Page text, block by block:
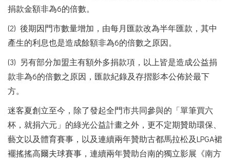
捐款金額非為6的倍數。
(2) 後期因門市數量增加，由每月匯款改為半年匯款，其中
產生的利息也是造成餘額非為6的倍數之原因。
(3) 另有部分加盟主有額外多捐款項，以上皆是造成公益捐
款非為6的倍數之原因，匯款紀錄及存摺影本公佈於最下
方。
迷客夏創立至今，除了發起全門市共同參與的「單筆買六
杯，就捐六元」的綠光公益計畫之外，更不定期贊助環保、
藝文以及體育賽事，以及連續兩年贊助古都馬拉松及LPGA裙
襬搖搖高爾夫球賽事，連續兩年贊助台南的獨立影展《南方